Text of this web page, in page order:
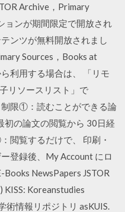
Archive，Primary
ョンが期間限定で開放され
ンツが無料開放されまし
Sources，Books at
利用する場合は、 「リモ
リソースリスト」で
制限①：読むことができる論
の論文の閲覧から 30日経
閲覧するだけで、 印刷・
登録後、My Account にロ
NewsPapers JSTOR
Koreanstudies
術情報リポジトリ asKUIS.